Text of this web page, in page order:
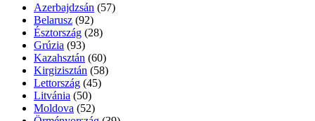
Azerbajdzsán (57)
Belarusz (92)
Észtország (28)
Grúzia (93)
Kazahsztán (60)
Kirgizisztán (58)
Lettország (45)
Litvánia (50)
Moldova (52)